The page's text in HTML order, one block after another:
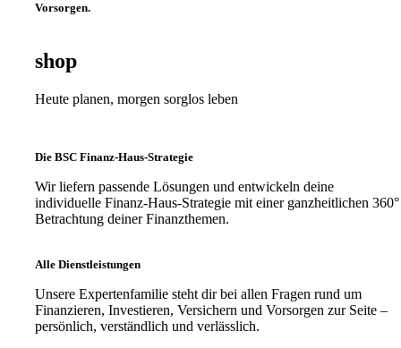
Vorsorgen.
shop
Heute planen, morgen sorglos leben
Die BSC Finanz-Haus-Strategie
Wir liefern passende Lösungen und entwickeln deine
individuelle Finanz-Haus-Strategie mit einer ganzheitlichen 360°
Betrachtung deiner Finanzthemen.
Alle Dienstleistungen
Unsere Expertenfamilie steht dir bei allen Fragen rund um
Finanzieren, Investieren, Versichern und Vorsorgen zur Seite –
persönlich, verständlich und verlässlich.